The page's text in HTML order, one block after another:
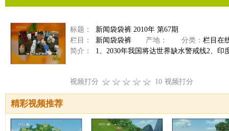
标题：
新闻袋袋裤 2010年 第67期
栏目：
新闻袋袋裤 产地： 分类： 栏目在
简介：
1、2030年我国将达世界缺水警戒线2、
视频打分 10 视频打分
精彩视频推荐